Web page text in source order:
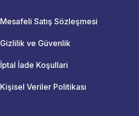
Mesafeli Satış Sözleşmesi
Gizlilik ve Güvenlik
İptal İade Koşullari
Kişisel Veriler Politikası